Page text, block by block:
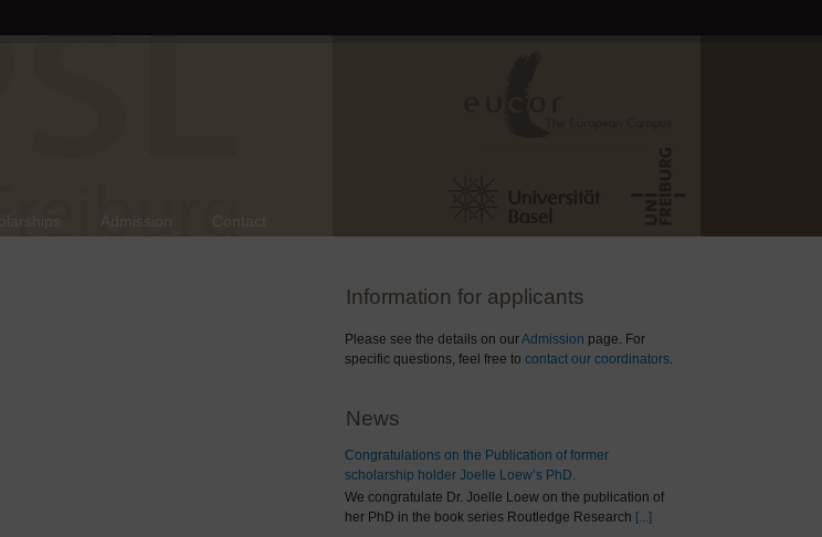
Information for applicants
Please see the details on ourAdmission page. For
specific questions, feel free to contact our coordinators.
News
Congratulations on the Publication of former
scholarship holder Joelle Loew’s PhD.
We congratulate Dr. Joelle Loew on the publication of
her PhD in the book series Routledge Research [...]